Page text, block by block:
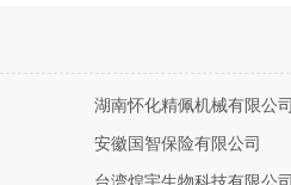
湖南怀化精佩机械有限公司
安徽国智保险有限公司